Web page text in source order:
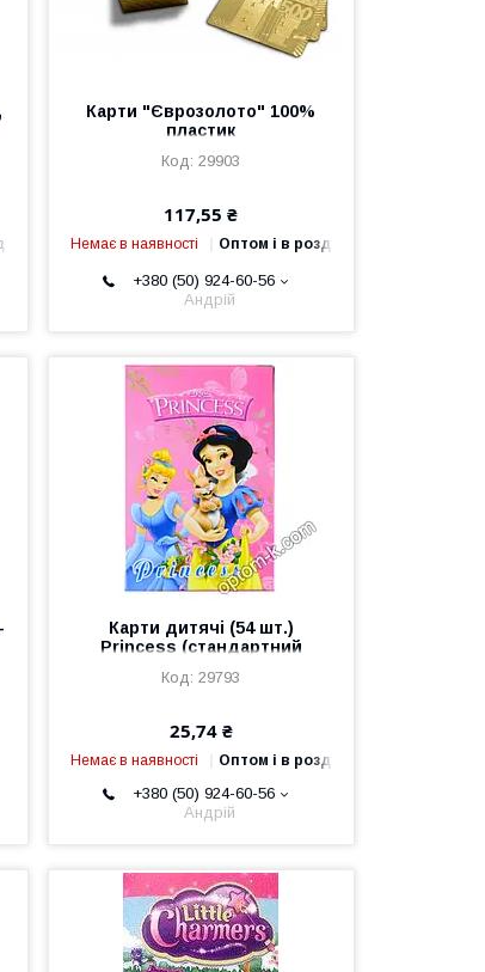
Карти "Єврозолото" 100%
пластик
29903
117,55 ₴
Немає в наявності Оптом і в роздріб
+380 (50) 924-60-56
Андрій
Карти дитячі (54 шт.)
Princess (стандартний
29793
25,74 ₴
Немає в наявності Оптом і в роздріб
+380 (50) 924-60-56
Андрій